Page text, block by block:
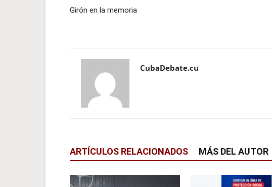
Girón en la memoria
CubaDebate.cu
ARTÍCULOS RELACIONADOS MÁS DEL AUTOR